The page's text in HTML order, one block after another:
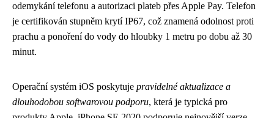
odemykání telefonu a autorizaci plateb přes Apple Pay. Telefon
je certifikován stupněm krytí IP67, což znamená odolnost proti
prachu a ponoření do vody do hloubky 1 metru po dobu až 30
minut.
Operační systém iOS poskytuje pravidelné aktualizace a
dlouhodobou softwarovou podporu, která je typická pro